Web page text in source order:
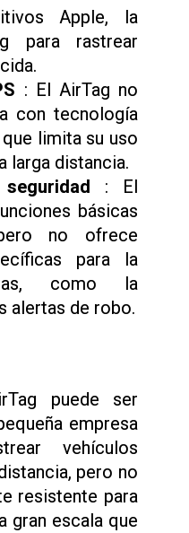
Apple, la
para rastrear
: El AirTag no
con tecnología
limita su uso
larga distancia.
: El
básicas
no ofrece
para la
como la
alertas de robo.
puede ser
empresa
vehículos
pero no
resistente para
gran escala que